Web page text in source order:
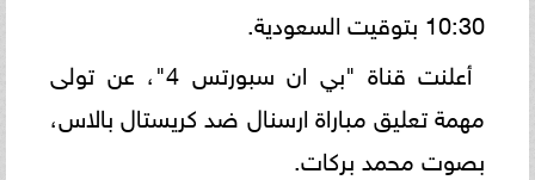
10:30 بتوقيت السعودية.
أعلنت قناة "بي ان سبورتس 4"، عن تولى
مهمة تعليق مباراة ارسنال ضد كريستال بالاس،
بصوت محمد بركات.